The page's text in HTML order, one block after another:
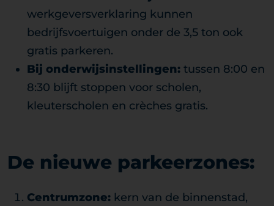
werkgeversverklaring kunnen
bedrijfsvoertuigen onder de 3,5 ton ook
gratis parkeren.
Bij onderwijsinstellingen: tussen 8:00 en
8:30 blijft stoppen voor scholen,
kleuterscholen en crèches gratis.
De nieuwe parkeerzones:
Centrumzone: kern van de binnenstad,